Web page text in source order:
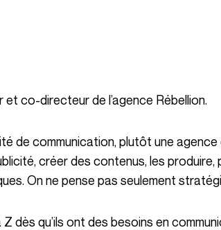
et co-directeur de l’agence Rébellion.
créer des contenus, les produire,
On ne pense pas seulement
Z dès qu’ils ont des besoins en